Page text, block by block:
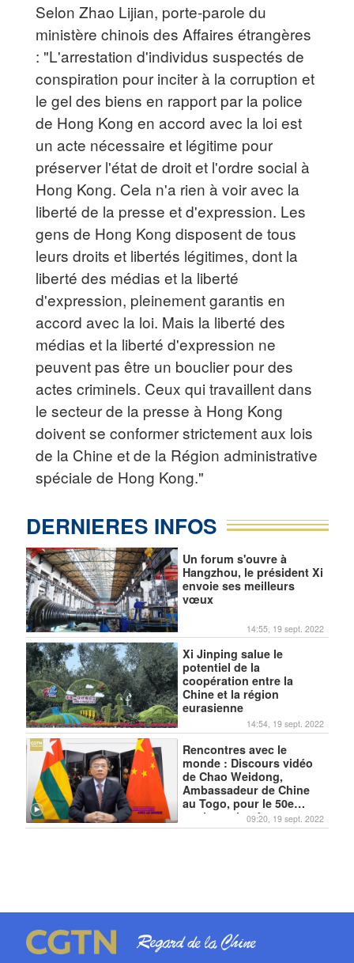
Selon Zhao Lijian, porte-parole du
ministère chinois des Affaires étrangères
: "L'arrestation d'individus suspectés de
conspiration pour inciter à la corruption et
le gel des biens en rapport par la police
de Hong Kong en accord avec la loi est
un acte nécessaire et légitime pour
préserver l'état de droit et l'ordre social à
Hong Kong. Cela n'a rien à voir avec la
liberté de la presse et d'expression. Les
gens de Hong Kong disposent de tous
leurs droits et libertés légitimes, dont la
liberté des médias et la liberté
d'expression, pleinement garantis en
accord avec la loi. Mais la liberté des
médias et la liberté d'expression ne
peuvent pas être un bouclier pour des
actes criminels. Ceux qui travaillent dans
le secteur de la presse à Hong Kong
doivent se conformer strictement aux lois
de la Chine et de la Région administrative
spéciale de Hong Kong."
DERNIERES INFOS
Un forum s'ouvre à
Hangzhou, le président Xi
envoie ses meilleurs
vœux
14:55, 19 sept. 2022
Xi Jinping salue le
potentiel de la
coopération entre la
Chine et la région
eurasienne
14:54, 19 sept. 2022
Rencontres avec le
monde : Discours vidéo
de Chao Weidong,
Ambassadeur de Chine
au Togo, pour le 50e
anniversaire des
relations Chine-Togo
09:20, 19 sept. 2022